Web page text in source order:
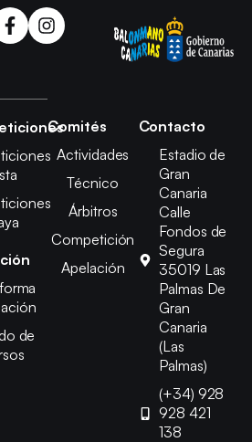
de
Comités
Actividades
Técnico
Árbitros
Competición
Apelación
Contacto
Estadio de
Gran
Canaria
Calle
Fondos de
Segura
35019 Las
Palmas De
Gran
Canaria
(Las
Palmas)
(+34) 928
928 421
138